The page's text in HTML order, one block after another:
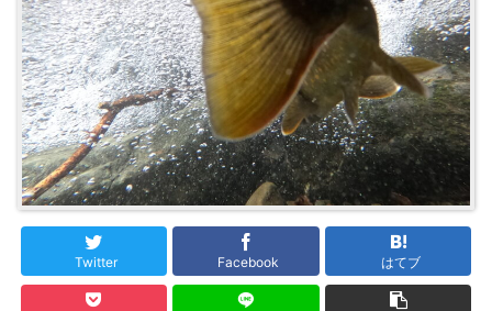
Twitter Facebook はてブ